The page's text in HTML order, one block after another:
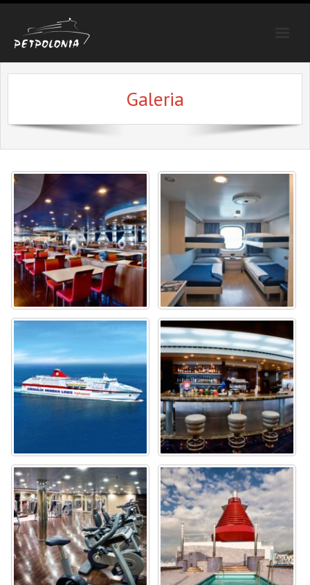
Strona główna
Oferty specjalne
Poradnik
Kontakt
Galeria